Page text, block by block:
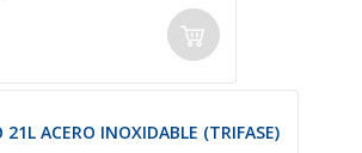
21L ACERO INOXIDABLE (TRIFASE)